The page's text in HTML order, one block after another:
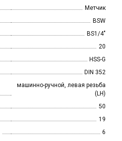
Метчик
BSW
BS1/4"
20
HSS-G
DIN 352
машинно-ручной, левая резьба
(LH)
50
19
6